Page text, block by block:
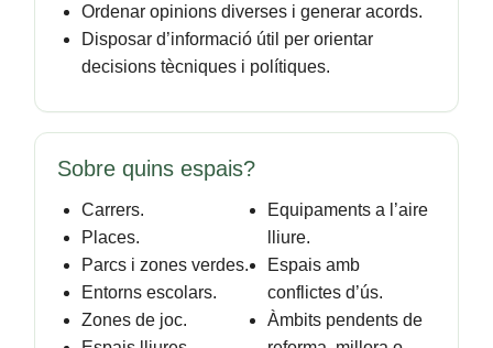
Ordenar opinions diverses i generar acords.
Disposar d’informació útil per orientar
decisions tècniques i polítiques.
Sobre quins espais?
Carrers.
Places.
Parcs i zones verdes.
Entorns escolars.
Zones de joc.
Equipaments a l’aire
lliure.
Espais amb
conflictes d’ús.
Àmbits pendents de